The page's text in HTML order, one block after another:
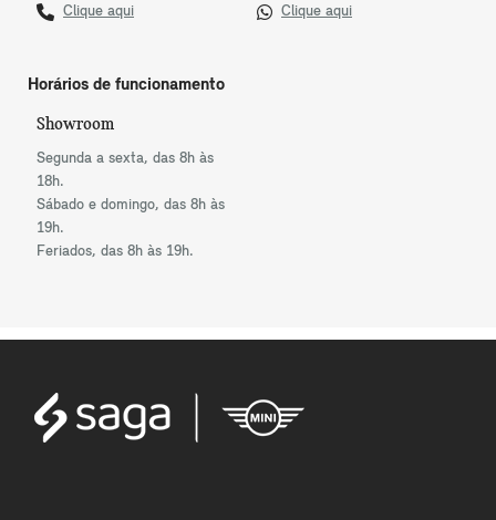
Clique aqui Clique aqui
Horários de funcionamento
Showroom
Segunda a sexta, das 8h às
18h.
Sábado e domingo, das 8h às
19h.
Feriados, das 8h às 19h.